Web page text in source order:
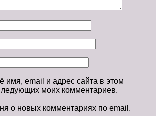
имя, email и адрес сайта в этом
моих комментариев.
о новых комментариях по email.